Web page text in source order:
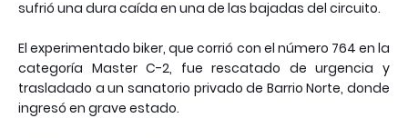
sufrió una dura caída en una de las bajadas del circuito.
El experimentado biker, que corrió con el número 764 en la
categoría Master C-2, fue rescatado de urgencia y
trasladado a un sanatorio privado de Barrio Norte, donde
ingresó en grave estado.